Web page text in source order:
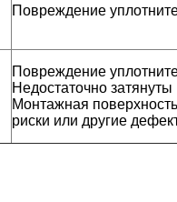
Повреждение
Повреждение
Недостаточно
Монтажная
риски или другие